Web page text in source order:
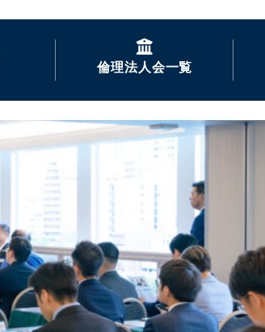
グセ
経営
倫理法人会一覧